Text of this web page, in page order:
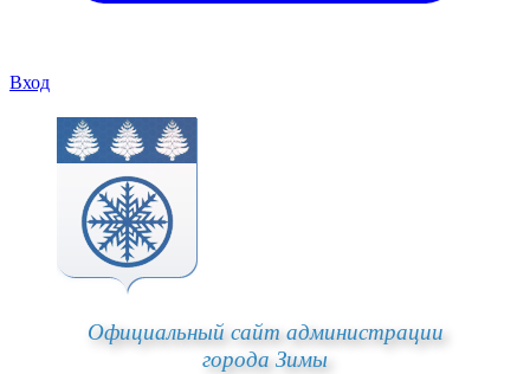
Вход
Официальный сайт администрации
города Зимы